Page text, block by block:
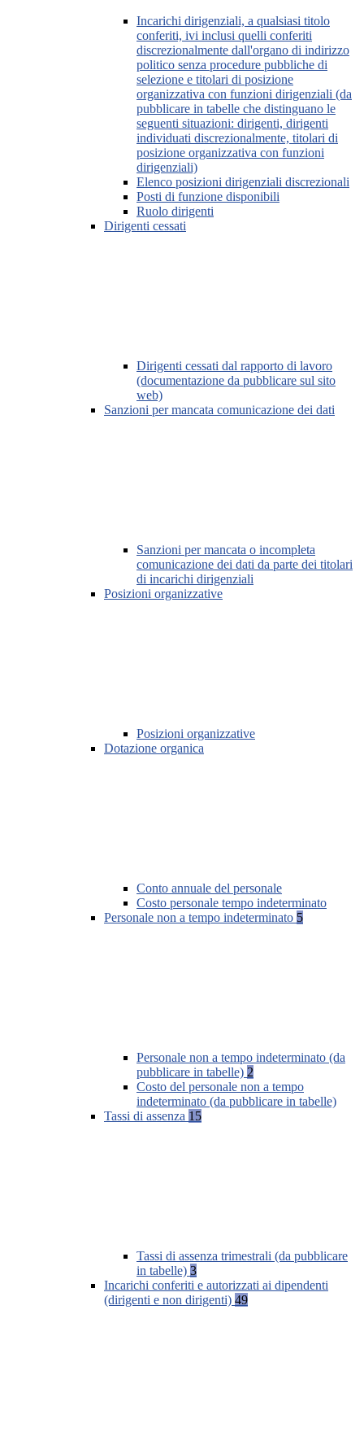
Incarichi dirigenziali, a qualsiasi titolo
conferiti, ivi inclusi quelli conferiti
discrezionalmente dall'organo di indirizzo
politico senza procedure pubbliche di
selezione e titolari di posizione
organizzativa con funzioni dirigenziali (da
pubblicare in tabelle che distinguano le
seguenti situazioni: dirigenti, dirigenti
individuati discrezionalmente, titolari di
posizione organizzativa con funzioni
dirigenziali)
Elenco posizioni dirigenziali discrezionali
Posti di funzione disponibili
Ruolo dirigenti
Dirigenti cessati
Dirigenti cessati dal rapporto di lavoro
(documentazione da pubblicare sul sito
web)
Sanzioni per mancata comunicazione dei dati
Sanzioni per mancata o incompleta
comunicazione dei dati da parte dei titolari
di incarichi dirigenziali
Posizioni organizzative
Posizioni organizzative
Dotazione organica
Conto annuale del personale
Costo personale tempo indeterminato
Personale non a tempo indeterminato 5
Personale non a tempo indeterminato (da
pubblicare in tabelle) 2
Costo del personale non a tempo
indeterminato (da pubblicare in tabelle)
Tassi di assenza 15
Tassi di assenza trimestrali (da pubblicare
in tabelle) 3
Incarichi conferiti e autorizzati ai dipendenti
(dirigenti e non dirigenti) 49